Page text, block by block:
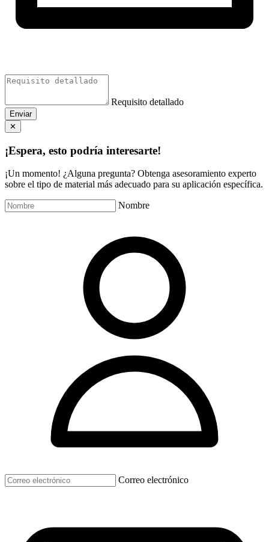
Requisito detallado
Enviar
✕
¡Espera, esto podría interesarte!
¡Un momento! ¿Alguna pregunta? Obtenga asesoramiento experto
sobre el tipo de material más adecuado para su aplicación específica.
Nombre
Correo electrónico